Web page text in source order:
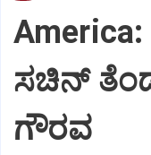
ಸಚಿನ್‌
ಗೌರವ